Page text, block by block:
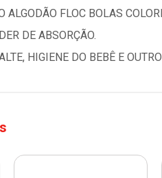
ALGODÃO FLOC BOLAS
DE ABSORÇÃO.
HIGIENE DO BEBÊ E